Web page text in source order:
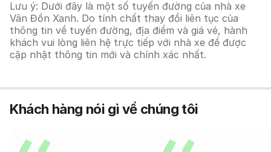
Lưu ý: Dưới đây là một số tuyến đường của nhà xe
Vân Đồn Xanh. Do tính chất thay đổi liên tục của
thông tin về tuyến đường, địa điểm và giá vé, hành
khách vui lòng liên hệ trực tiếp với nhà xe để được
cập nhật thông tin mới và chính xác nhất.
Khách hàng nói gì về chúng tôi